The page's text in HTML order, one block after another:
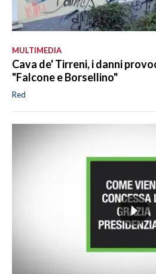
MULTIMEDIA
Cava de' Tirreni, i danni
"Falcone e Borsellino"
Red